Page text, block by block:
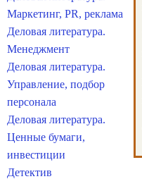
Маркетинг, PR, реклама
Деловая литература.
Менеджмент
Деловая литература.
Управление, подбор
персонала
Деловая литература.
Ценные бумаги,
инвестиции
Детектив